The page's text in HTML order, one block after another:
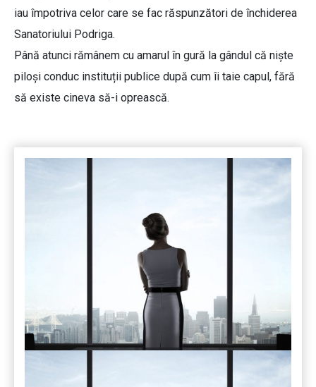
iau împotriva celor care se fac răspunzători de închiderea
Sanatoriului Podriga.
Până atunci rămânem cu amarul în gură la gândul că niște
piloși conduc instituții publice după cum îi taie capul, fără
să existe cineva să-i oprească.